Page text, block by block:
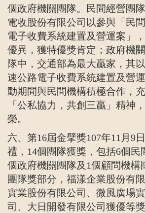
個政府機關團隊。民間經營團
電收股份有限公司以參與「民
電子收費系統建置及營運案」
優異，獲特優獎肯定；政府機
隊中，交通部為最大贏家，其
速公路電子收費系統建置及營
動期間與民間機構積極合作，
「公私協力，共創三贏」精神
榮。
六、第16屆金擘獎107年11 月 9
禮， 14個團隊獲獎，包括6個民
個政府機關團隊及 1個顧問機構
團隊獎部分，福漾企業股份有
實業股份有限公司、微風廣場
司、大日開發有限公司獲優等